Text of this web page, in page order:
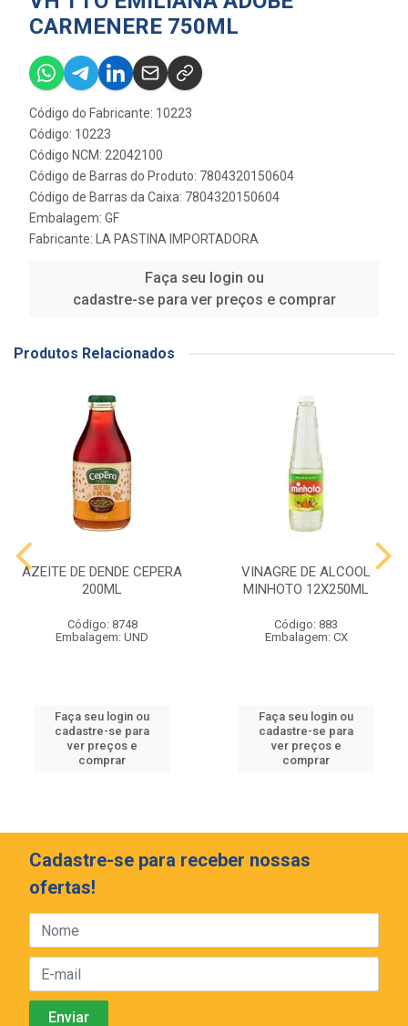
CARMENERE 750ML
Código do Fabricante: 10223
Código: 10223
Código NCM: 22042100
Código de Barras do Produto: 7804320150604
Código de Barras da Caixa: 7804320150604
Embalagem: GF
Fabricante:
LA PASTINA IMPORTADORA
Faça seu login ou
cadastre-se para ver preços e comprar
Produtos Relacionados
AZEITE DE DENDE CEPERA
200ML
Código: 8748
Embalagem: UND
Faça seu login ou
cadastre-se para
ver preços e
comprar
VINAGRE DE ALCOOL
MINHOTO 12X250ML
Código: 883
Embalagem: CX
Faça seu login ou
cadastre-se para
ver preços e
comprar
Cadastre-se para receber nossas
ofertas!